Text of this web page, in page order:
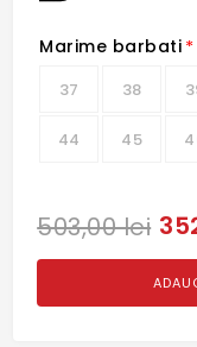
Marime barbati *
37 38
44 45
503,00 lei